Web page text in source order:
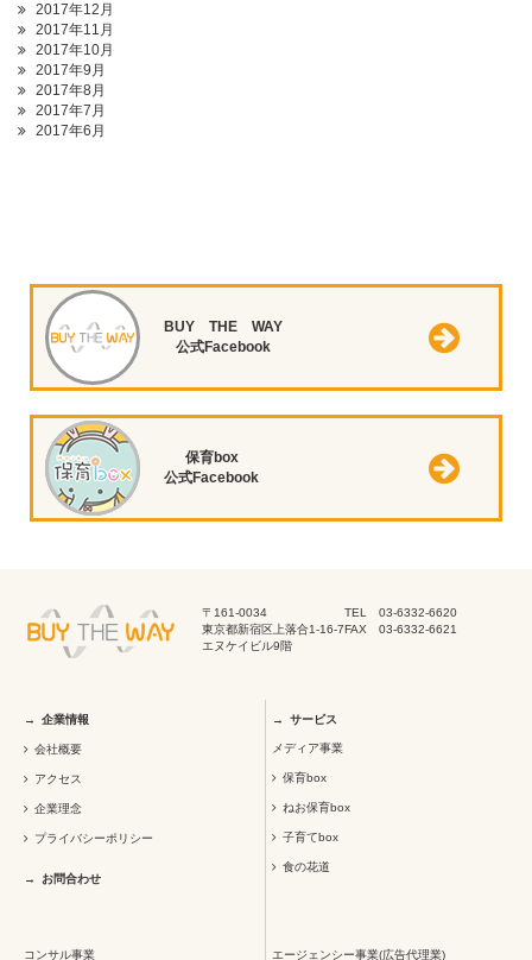
2017年12月
2017年11月
2017年10月
2017年9月
2017年8月
2017年7月
2017年6月
BUY THE WAY
公式Facebook
保育box
公式Facebook
〒161-0034
東京都新宿区上落合1-16-7
エヌケイビル9階
TEL 03-6332-6620
FAX 03-6332-6621
企業情報
会社概要
アクセス
企業理念
プライバシーポリシー
お問合わせ
サービス
メディア事業
保育box
ねお保育box
子育てbox
食の花道
コンサル事業 エージェンシー事業(広告代理業)